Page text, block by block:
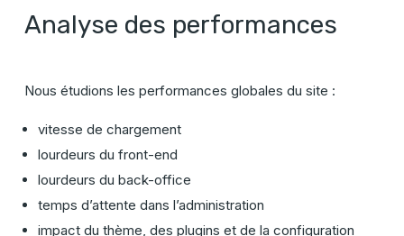
Analyse des performances
Nous étudions les performances globales du site :
vitesse de chargement
lourdeurs du front-end
lourdeurs du back-office
temps d’attente dans l’administration
impact du thème, des plugins et de la configuration